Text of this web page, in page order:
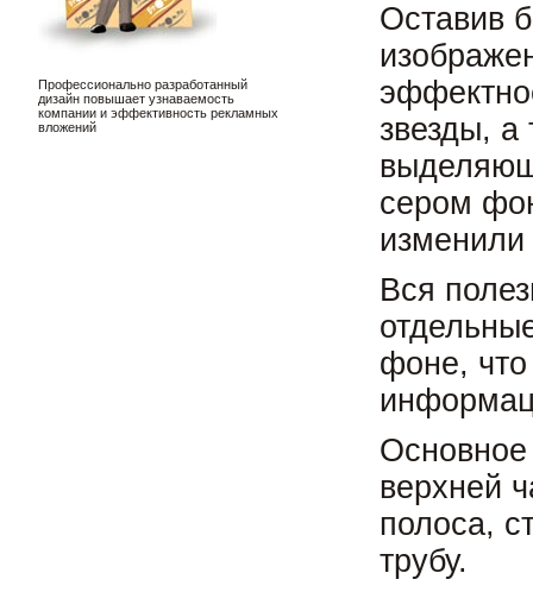
Профессионально разработанный
дизайн повышает узнаваемость
компании и эффективность рекламных
вложений
Оставив
звезды, а
сером
изменили
Вся
фоне, что
верхней
полоса,
трубу.